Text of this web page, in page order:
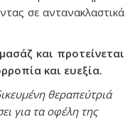
σε αντανακλαστικά
και προτείνεται
και ευεξία.
θεραπεύτριά
για τα οφέλη της